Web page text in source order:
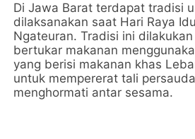
Di Jawa Barat terdapat tradisi
dilaksanakan saat Hari Raya
Ngateuran. Tradisi ini
bertukar makanan
yang berisi makanan khas
untuk mempererat tali
menghormati antar sesama.